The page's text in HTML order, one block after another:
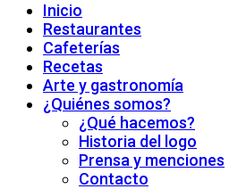
Inicio
Restaurantes
Cafeterías
Recetas
Arte y gastronomía
¿Quiénes somos?
¿Qué hacemos?
Historia del logo
Prensa y menciones
Contacto